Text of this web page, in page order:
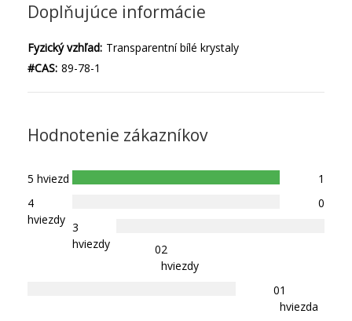
Doplňujúce informácie
Fyzický vzhľad: Transparentní bílé krystaly
#CAS: 89-78-1
Hodnotenie zákazníkov
5 hviezd
1
4
hviezdy
0
3
hviezdy
02
hviezdy
01
hviezda